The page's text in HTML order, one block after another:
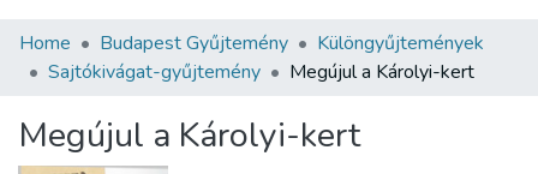
Communities & Collections
Statistics
Home Budapest Gyűjtemény
Különgyűjtemények
Sajtókivágat-gyűjtemény
Megújul a Károlyi-kert
Megújul a Károlyi-kert